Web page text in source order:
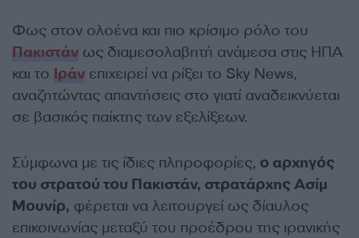
Φως στον ολοένα και πιο κρίσιμο ρόλο του
Πακιστάν ως διαμεσολαβητή ανάμεσα στις ΗΠΑ
και το Ιράν επιχειρεί να ρίξει το Sky News,
αναζητώντας απαντήσεις στο γιατί αναδεικνύεται
σε βασικός παίκτης των εξελίξεων.
Σύμφωνα με τις ίδιες πληροφορίες, ο αρχηγός
του στρατού του Πακιστάν, στρατάρχης Ασίμ
Μουνίρ, φέρεται να λειτουργεί ως δίαυλος
επικοινωνίας μεταξύ του προέδρου της ιρανικής